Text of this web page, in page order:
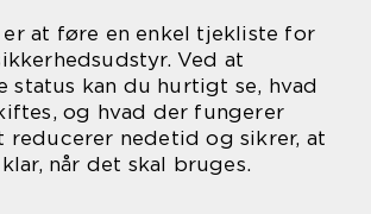
er at føre en enkel tjekliste for
Ved at
status kan du hurtigt se, hvad
og hvad der fungerer
reducerer nedetid og sikrer, at
når det skal bruges.